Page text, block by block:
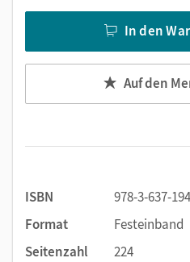
In den
Auf den
ISBN
978-3-637-
Format
Festeinband
Seitenzahl
224